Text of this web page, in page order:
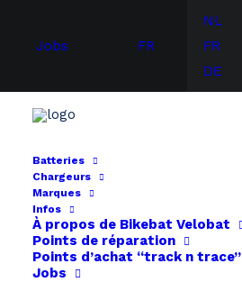
Jobs FR
NL
FR
DE
Batteries
Chargeurs
Marques
Infos
À propos de Bikebat Velobat
Points de réparation
Points d’achat “track n trace”
Jobs